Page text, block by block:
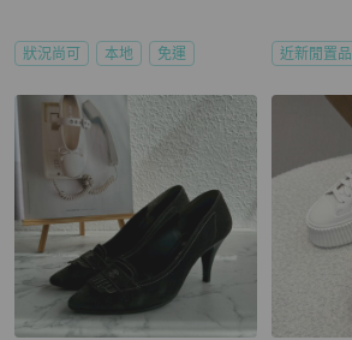
狀況尚可 本地 免運 近新閒置品